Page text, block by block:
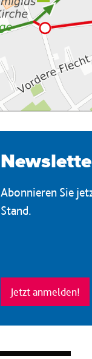
Abonnieren Sie
Stand.
Jetzt anmelden!